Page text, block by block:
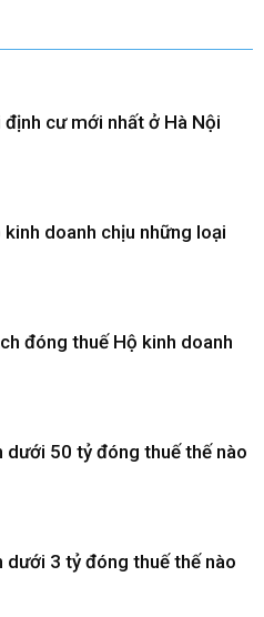
cư mới nhất ở Hà Nội
doanh chịu những loại
đóng thuế Hộ kinh doanh
dưới 50 tỷ đóng thuế thế nào
dưới 3 tỷ đóng thuế thế nào